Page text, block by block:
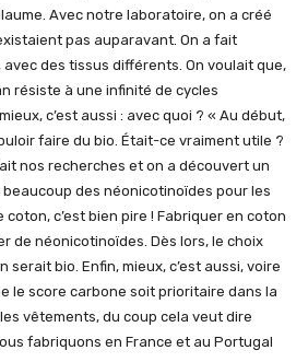
Avec notre laboratoire, on a créé
pas auparavant. On a fait
des tissus différents. On voulait que,
résiste à une infinité de cycles
c’est aussi : avec quoi ? « Au début,
faire du bio. Était-ce vraiment utile ?
nos recherches et on a découvert un
des néonicotinoïdes pour les
c’est bien pire ! Fabriquer en coton
de néonicotinoïdes. Dès lors, le choix
serait bio. Enfin, mieux, c’est aussi, voire
le score carbone soit prioritaire dans la
vêtements, du coup cela veut dire
fabriquons en France et au Portugal